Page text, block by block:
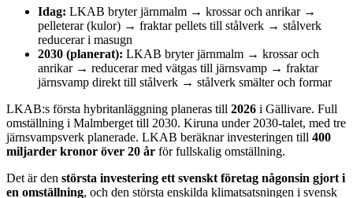
Idag: LKAB bryter järnmalm → krossar och anrikar →
pelleterar (kulor) → fraktar pellets till stålverk → stålverk
reducerar i masugn
2030 (planerat): LKAB bryter järnmalm → krossar och
anrikar → reducerar med vätgas till järnsvamp → fraktar
järnsvamp direkt till stålverk → stålverk smälter och formar
LKAB:s första hybritanläggning planeras till 2026 i Gällivare. Full
omställning i Malmberget till 2030. Kiruna under 2030-talet, med tre
järnsvampsverk planerade. LKAB beräknar investeringen till 400
miljarder kronor över 20 år för fullskalig omställning.
Det är den största investering ett svenskt företag någonsin gjort i
en omställning, och den största enskilda klimatsatsningen i svensk